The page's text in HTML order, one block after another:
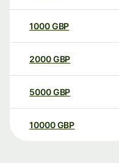
1000GBP
2000GBP
5000GBP
10000 GBP